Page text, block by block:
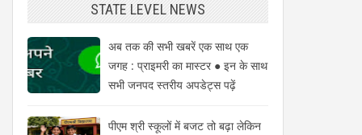
STATE LEVEL NEWS
अब तक की सभी खबरें एक साथ एक
जगह : प्राइमरी का मास्टर ● इन के साथ
सभी जनपद स्तरीय अपडेट्स पढ़ें
पीएम श्री स्कूलों में बजट तो बढ़ा लेकिन